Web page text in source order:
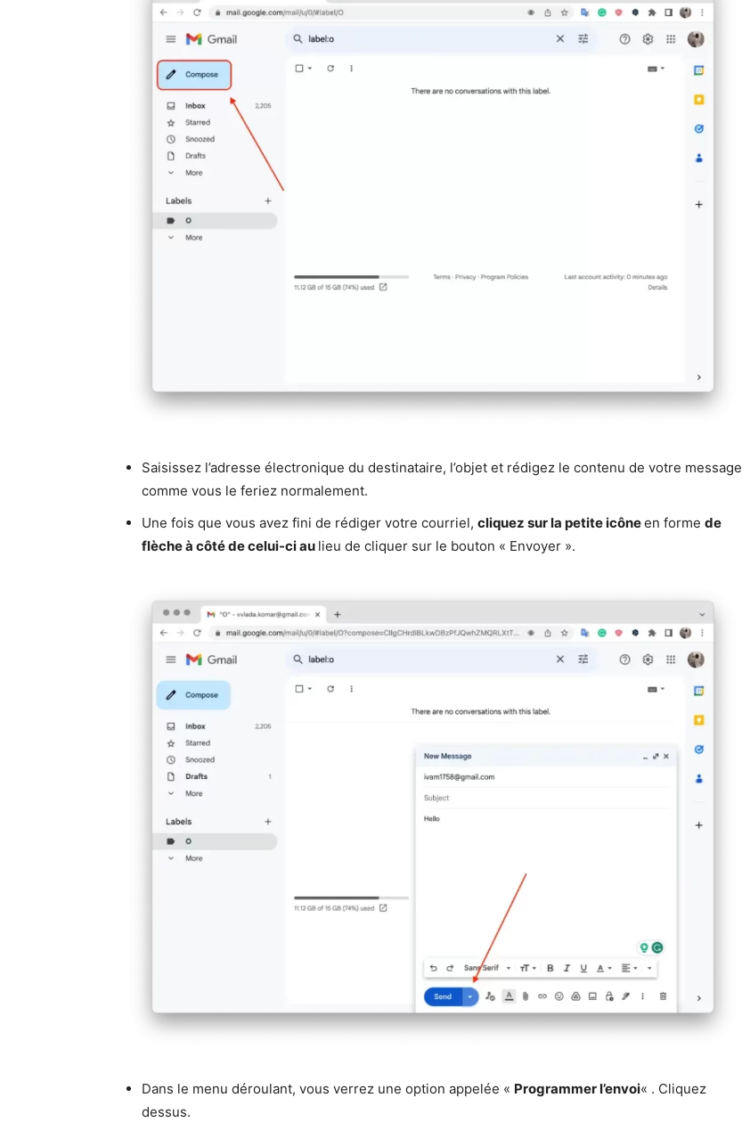
Saisissez l’adresse électronique du destinataire, l’objet et rédigez le contenu de votre message
comme vous le feriez normalement.
Une fois que vous avez fini de rédiger votre courriel, cliquez sur la petite icôneen forme de
flèche à côté de celui-ci au lieu de cliquer sur le bouton « Envoyer ».
Dans le menu déroulant, vous verrez une option appelée « Programmer l’envoi« . Cliquez
dessus.